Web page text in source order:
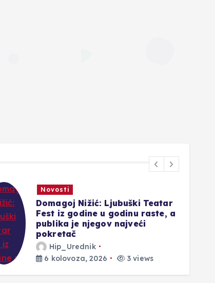
Crna kronika
Prometna nesreća u Tihaljini:
Sudarila se tri vozila, dvije
osobe ozlijeđene
Hip_Urednik
6 kolovoza, 2026